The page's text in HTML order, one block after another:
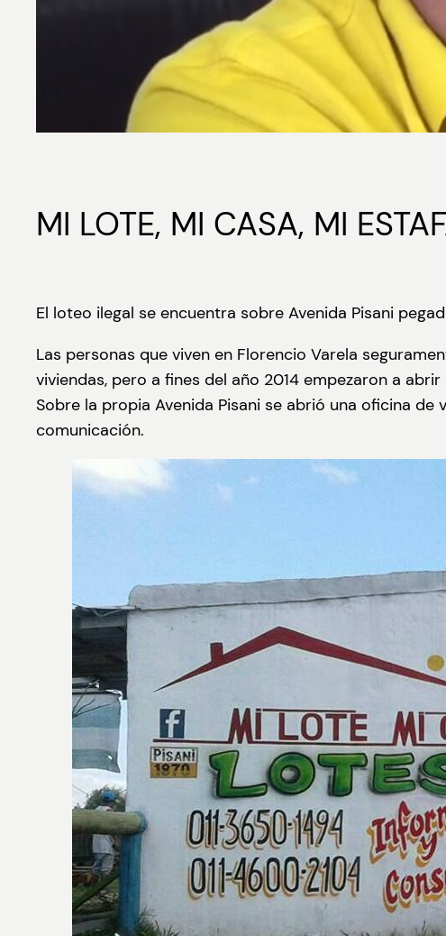
MI LOTE, MI CASA, MI
El loteo ilegal se encuentra sobre Avenida Pisani
Las personas que viven en Florencio Varela
viviendas, pero a fines del año 2014 empezaron a
Sobre la propia Avenida Pisani se abrió una oficina
comunicación.